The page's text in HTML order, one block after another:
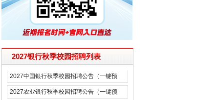
2027银行秋季校园招聘列表
2027中国银行秋季校园招聘公告（一键预
约）
2027农业银行秋季校园招聘公告（一键预